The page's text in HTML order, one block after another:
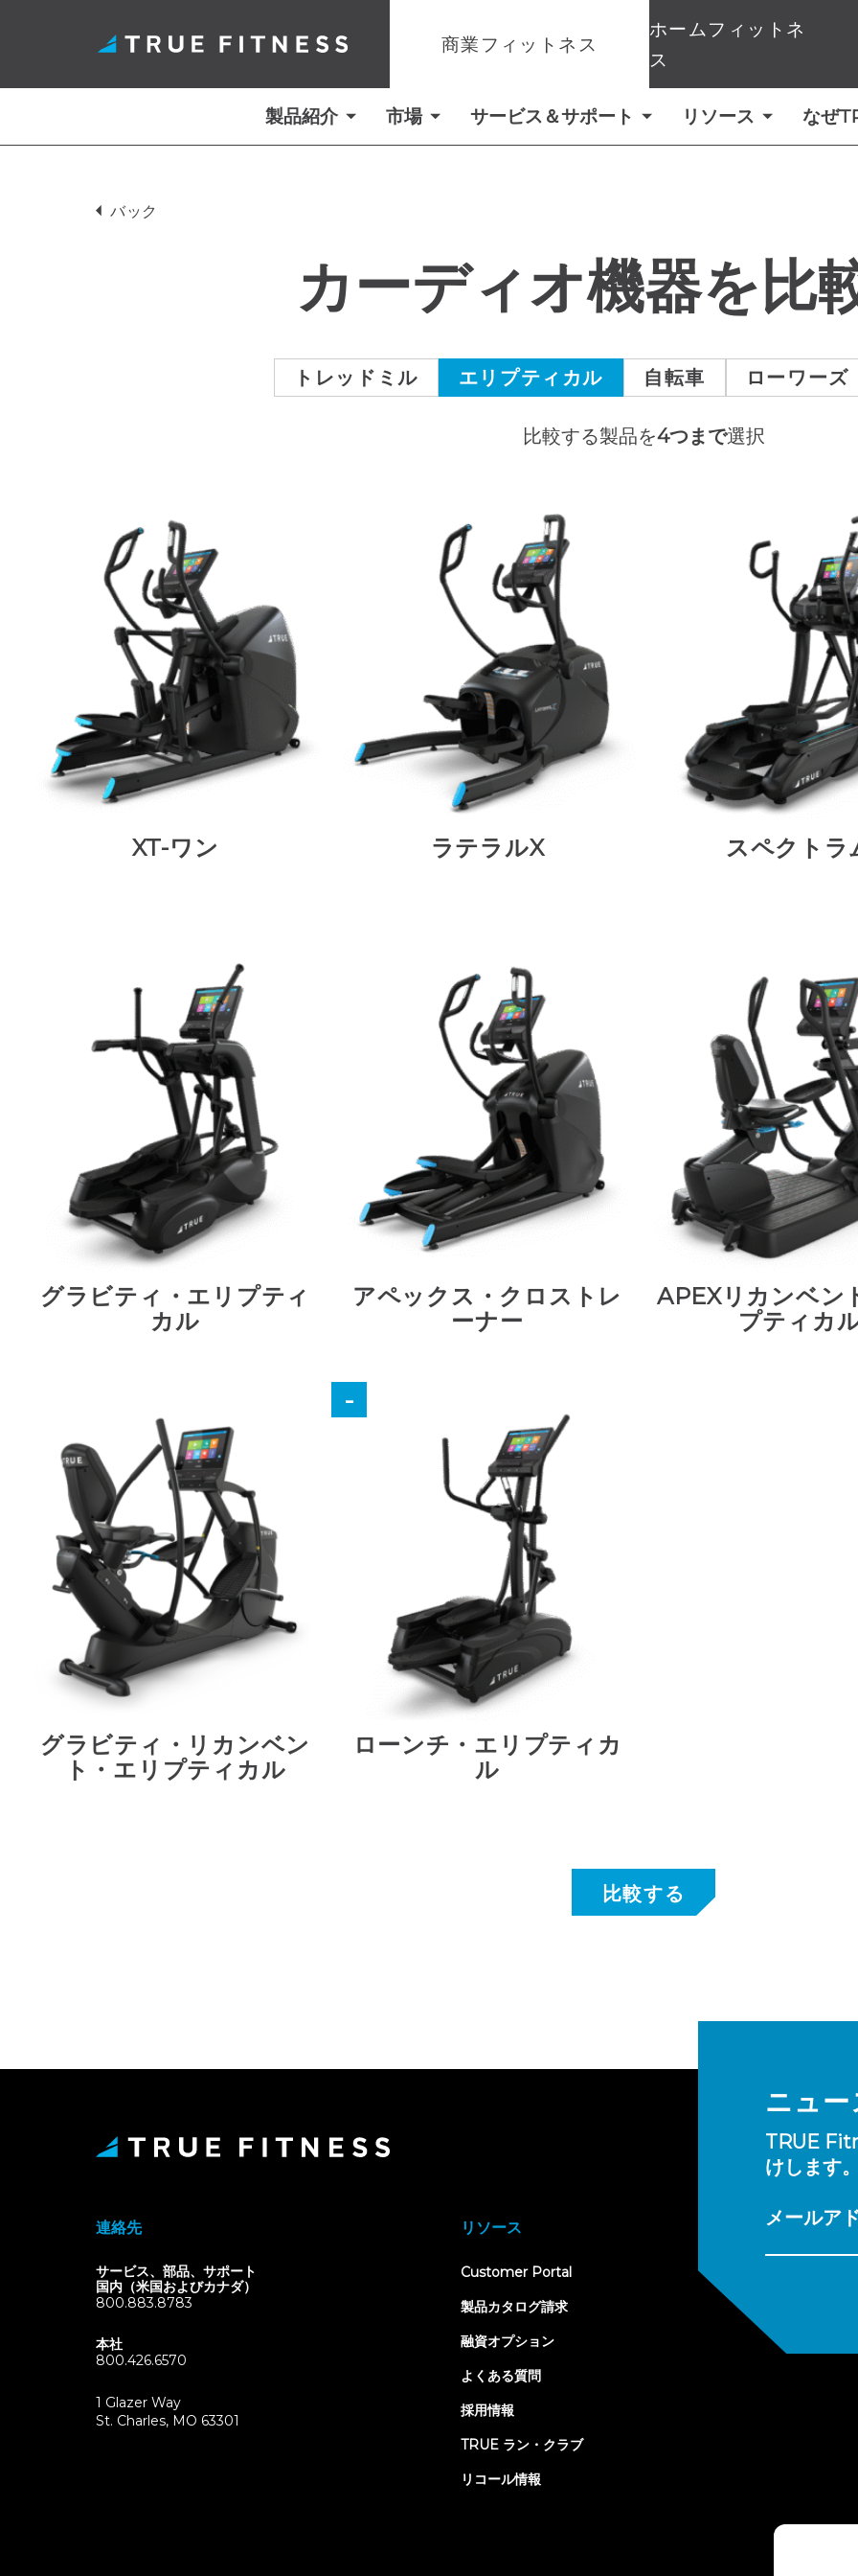
商業フィットネス
ホームフィットネ
ス
製品紹介 市場 サービス＆サポート リソース なぜ
バック
カーディオ機器を比
トレッドミル エリプティカル 自転車 ローワーズ
比較する製品を4つまで選択
XT-ワン ラテラルX スペクトラ
グラビティ・エリプティ
カル
アペックス・クロストレ
ーナー
APEXリカンベン
プティカ
グラビティ・リカンベン
ト・エリプティカル
ローンチ・エリプティカ
ル
ニュ
TRUE
けします
メールア
連絡先
サービス、部品、サポート
国内（米国およびカナダ）
800.883.8783
本社
800.426.6570
1 Glazer Way
St. Charles, MO 63301
リソース
Customer Portal(opens
製品カタログ請求
融資オプション
よくある質問
採用情報
TRUE ラン・クラブ
リコール情報